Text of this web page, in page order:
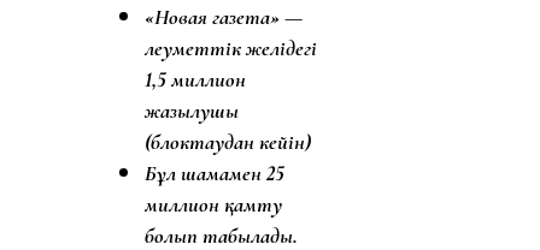
«Новая газета» —
әлеуметтік желідегі
1,5 миллион
жазылушы
(блоктаудан кейін)
Бұл шамамен 25
миллион қамту
болып табылады.